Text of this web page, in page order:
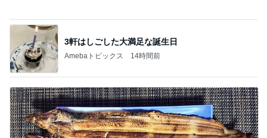
3軒はしごした大満足な誕生日
Amebaトピックス 14時間前